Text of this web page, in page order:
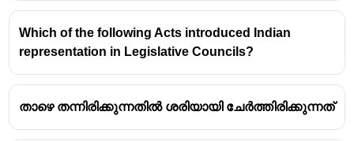
Which of the following Acts introduced Indian
representation in Legislative Councils?
താഴെ തന്നിരിക്കുന്നതിൽ ശരിയായി ചേർത്തിരിക്കുന്നത്